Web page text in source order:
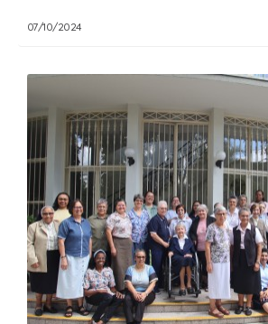
07/10/2024